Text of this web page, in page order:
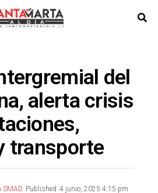
del
alerta crisis
transporte
SMAD Published 4 junio, 2025 4:15 pm